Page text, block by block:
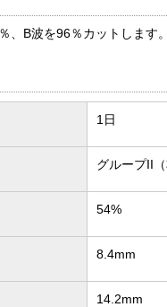
、B波を96％カットします。
1日
グループII
54%
8.4mm
14.2mm